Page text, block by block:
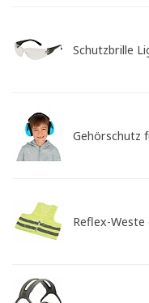
Schutzbrille
Gehörschutz
Reflex-Weste